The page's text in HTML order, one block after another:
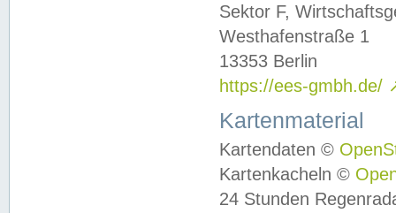
Sektor F,
Westhafenstraße 1
13353 Berlin
https://ees-gmbh.de/
Kartenmaterial
Kartendaten ©
Kartenkacheln ©
24 Stunden